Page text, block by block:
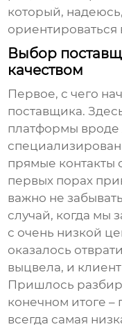
который,
Выбор
качеством
Первое, с чего
поставщика.
платформы вроде
прямые контакты
первых порах
важно не
случай, когда мы
с очень низкой
оказалось
выцвела, и
Пришлось
конечном итоге –
всегда самая